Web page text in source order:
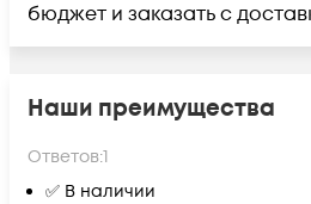
бюджет и заказать с
Наши преимущества
Ответов:1
✅ В наличии